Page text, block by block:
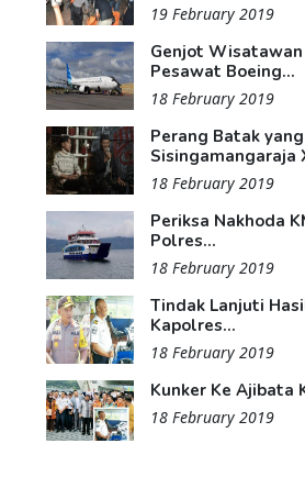
19 February 2019
Genjot Wisatawan
Pesawat Boeing...
18 February 2019
Perang Batak
Sisingamangaraja
18 February 2019
Periksa Nakhoda
Polres...
18 February 2019
Tindak Lanjuti
Kapolres...
18 February 2019
Kunker Ke Ajibata
18 February 2019